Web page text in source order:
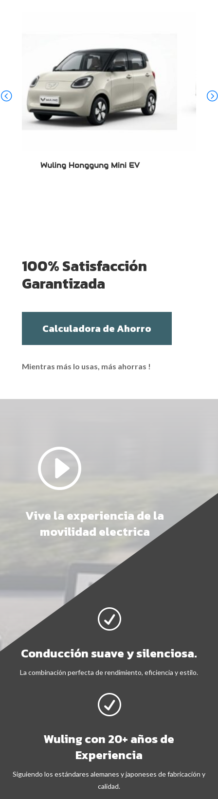
Wuling Bingo S Premium Version
100% Satisfacción
Garantizada
Calculadora de Ahorro
Mientras más lo usas, más ahorras !
I
Vive la experiencia de la
movilidad electrica
R
Conducción suave y silenciosa.
La combinación perfecta de rendimiento, eficiencia y estilo.
R
Wuling con 20+ años de
Experiencia
Siguiendo los estándares alemanes y japoneses de fabricación y
calidad.